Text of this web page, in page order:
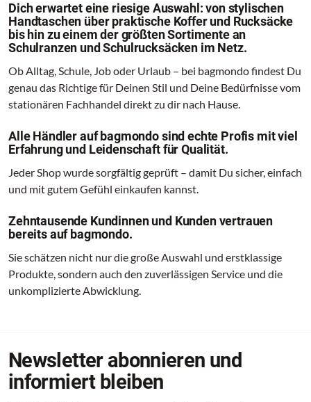
Dich erwartet eine riesige Auswahl: von stylischen
Handtaschen über praktische Koffer und Rucksäcke
bis hin zu einem der größten Sortimente an
Schulranzen und Schulrucksäcken im Netz.
Ob Alltag, Schule, Job oder Urlaub – bei bagmondo findest Du
genau das Richtige für Deinen Stil und Deine Bedürfnisse vom
stationären Fachhandel direkt zu dir nach Hause.
Alle Händler auf bagmondo sind echte Profis mit viel
Erfahrung und Leidenschaft für Qualität.
Jeder Shop wurde sorgfältig geprüft – damit Du sicher, einfach
und mit gutem Gefühl einkaufen kannst.
Zehntausende Kundinnen und Kunden vertrauen
bereits auf bagmondo.
Sie schätzen nicht nur die große Auswahl und erstklassige
Produkte, sondern auch den zuverlässigen Service und die
unkomplizierte Abwicklung.
Newsletter abonnieren und
informiert bleiben